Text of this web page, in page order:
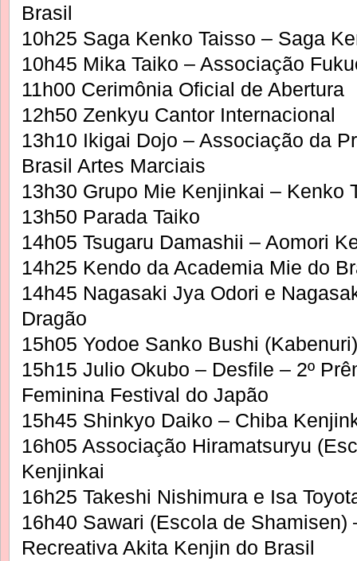
Brasil
10h25 Saga Kenko Taisso – Saga
10h45 Mika Taiko – Associação
11h00 Cerimônia Oficial de Abertura
12h50 Zenkyu Cantor Internacional
13h10 Ikigai Dojo – Associação da
Brasil Artes Marciais
13h30 Grupo Mie Kenjinkai – Kenko
13h50 Parada Taiko
14h05 Tsugaru Damashii – Aomori
14h25 Kendo da Academia Mie do
14h45 Nagasaki Jya Odori e
Dragão
15h05 Yodoe Sanko Bushi
15h15 Julio Okubo – Desfile – 2º
Feminina Festival do Japão
15h45 Shinkyo Daiko – Chiba
16h05 Associação Hiramatsuryu
Kenjinkai
16h25 Takeshi Nishimura e Isa
16h40 Sawari (Escola de Shamisen)
Recreativa Akita Kenjin do Brasil